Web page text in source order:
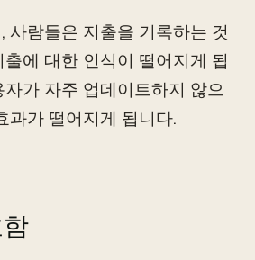
사람들은 지출을 기록하는 것
에 대한 인식이 떨어지게 됩
자가 자주 업데이트하지 않으
과가 떨어지게 됩니다.